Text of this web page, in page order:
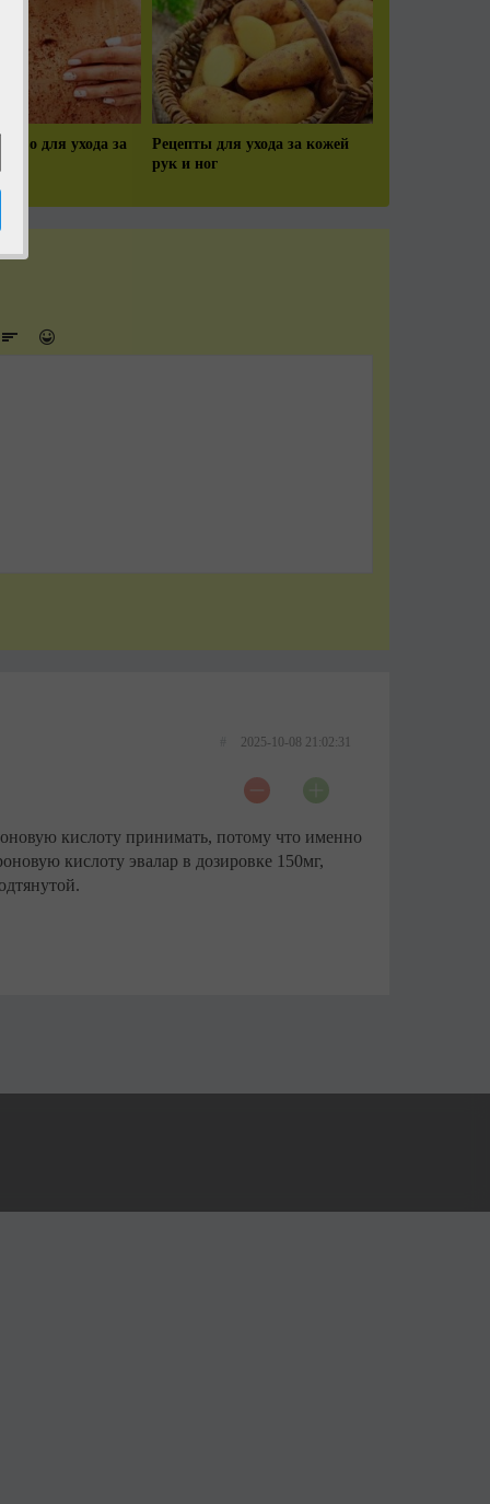
для ухода за
Рецепты для ухода за кожей
рук и ног
2025-10-08 21:02:31
кислоту принимать, потому что именно
кислоту эвалар в дозировке 150мг,